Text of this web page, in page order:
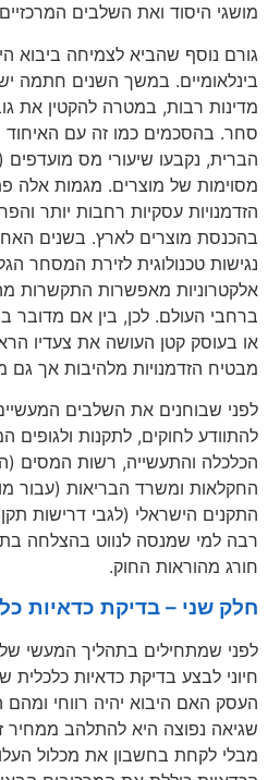
מושגי היסוד ואת השלבים
גורם נוסף שהביא לצמיחה ביבוא
בינלאומיים. במשך השנים חתמה
מדינות רבות, במטרה להקטין את
סחר. בהסכמים כמו זה עם האיחוד
מסוימות של מוצרים. מגמות אלה
הזדמנויות עסקיות רחבות יותר
בהכנסת מוצרים לארץ. בשנים
נגישות טכנולוגית לזירת המסחר
אלקטרוניות מאפשרות התקשרות
ברחבי העולם. לכן, בין אם מדובר
או בעוסק קטן העושה את צעדיו
מבטיח הזדמנויות מלהיבות אך גם
לפני שבוחנים את השלבים
להתוודע לחוקים, לתקנות
הכלכלה והתעשייה, רשות המסים
החקלאות ומשרד הבריאות (עבור
התקנים הישראלי (לגבי דרישות
רבה למי שמנסה לנווט בהצלחה
חורג מהוראות החוק.
חלק שני – בדיקת כדאיות
לפני שמתחילים בתהליך המעשי של
חיוני לבצע בדיקת כדאיות
העסק האם היבוא יהיה רווחי ומהם
שגיאה נפוצה היא להתלהב ממחיר
מבלי לקחת בחשבון את מכלול